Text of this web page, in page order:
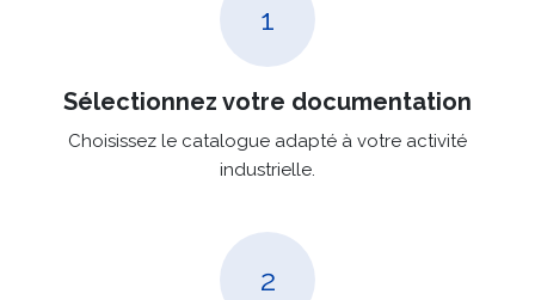
1
Sélectionnez votre documentation
Choisissez le catalogue adapté à votre activité
industrielle.
2